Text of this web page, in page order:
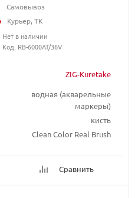
ZIG-Kuretake
водная (акварельные
маркеры)
кисть
Clean Color Real Brush
Сравнить
Самовывоз
Курьер, ТК
Нет в наличии
Код: RB-6000AT/36V